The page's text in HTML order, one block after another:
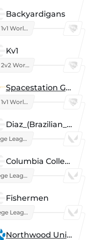
Backyardigans
RLCS 2026 - 1v1 World Championship
Kv1
RLCS 2026 - 2v2 World Championship
Spacestation Gaming
RLCS 2026 - 1v1 World Championship
Diaz_(Brazilian_Player)
PlayVS College League 2025: Fall
Columbia College
PlayVS College League 2025: Fall
Fishermen
PlayVS College League 2025: Fall
Northwood University